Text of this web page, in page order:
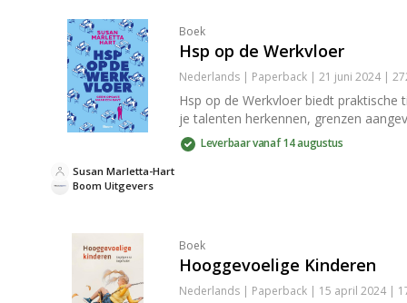
Boek
Hsp op de Werkvloer
Nederlands | Paperback | 21 juni 2024 |
Hsp op de Werkvloer biedt
je talenten herkennen, grenzen
Leverbaar vanaf 14 augustus
Boom Uitgevers
Susan Marletta-Hart
Boek
Hooggevoelige Kinderen
Nederlands | Paperback | 15 april 2024 |